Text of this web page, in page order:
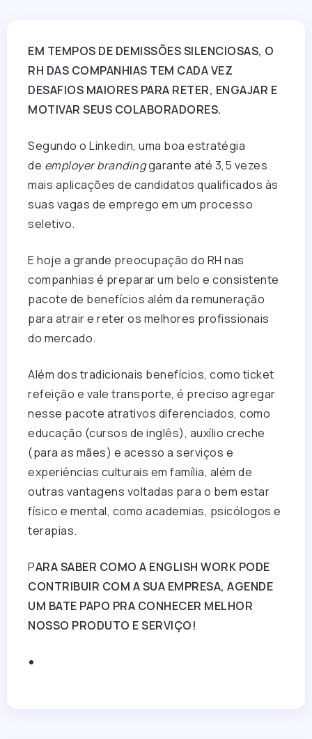
EM TEMPOS DE DEMISSÕES SILENCIOSAS, O
RH DAS COMPANHIAS TEM CADA VEZ
DESAFIOS MAIORES PARA RETER, ENGAJAR E
MOTIVAR SEUS COLABORADORES.
Segundo o Linkedin, uma boa estratégia
de employer brandinggarante até 3,5 vezes
mais aplicações de candidatos qualificados às
suas vagas de emprego em um processo
seletivo.
E hoje a grande preocupação do RH nas
companhias é preparar um belo e consistente
pacote de benefícios além da remuneração
para atrair e reter os melhores profissionais
do mercado.
Além dos tradicionais benefícios, como ticket
refeição e vale transporte, é preciso agregar
nesse pacote atrativos diferenciados, como
educação (cursos de inglês), auxílio creche
(para as mães) e acesso a serviços e
experiências culturais em família, além de
outras vantagens voltadas para o bem estar
físico e mental, como academias, psicólogos e
terapias.
PARA SABER COMO A ENGLISH WORK PODE
CONTRIBUIR COM A SUA EMPRESA, AGENDE
UM BATE PAPO PRA CONHECER MELHOR
NOSSO PRODUTO E SERVIÇO!